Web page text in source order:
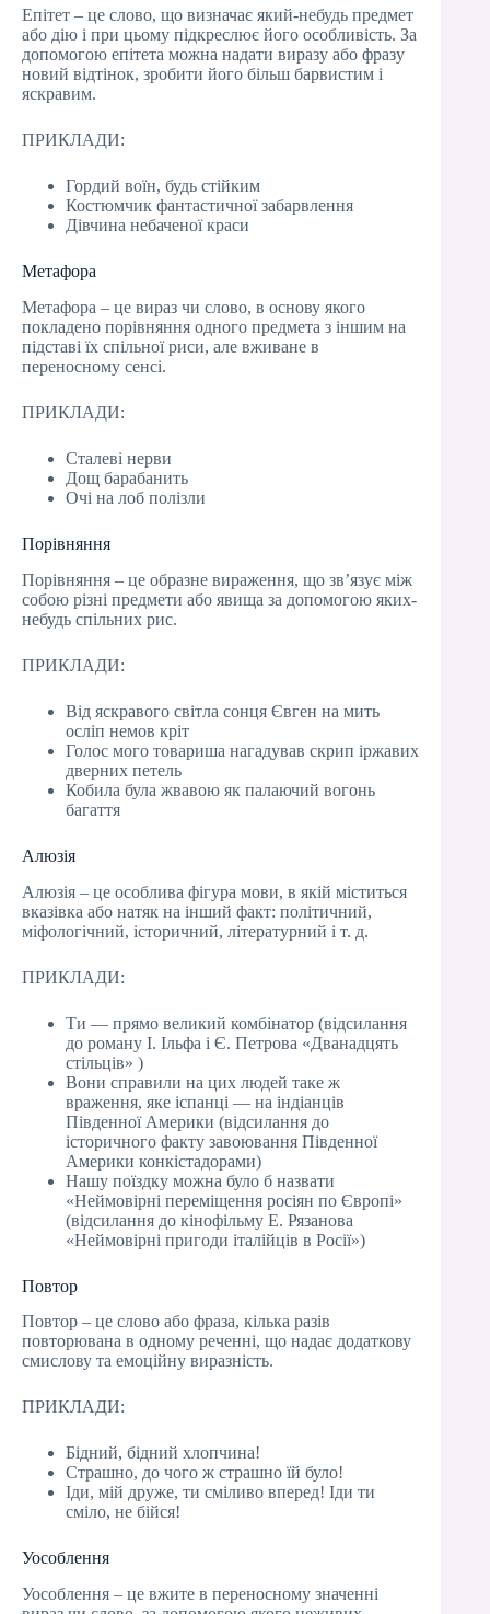
Епітет – це слово, що визначає який-небудь предмет
або дію і при цьому підкреслює його особливість. За
допомогою епітета можна надати виразу або фразу
новий відтінок, зробити його більш барвистим і
яскравим.
ПРИКЛАДИ:
Гордий воїн, будь стійким
Костюмчик фантастичної забарвлення
Дівчина небаченої краси
Метафора
Метафора – це вираз чи слово, в основу якого
покладено порівняння одного предмета з іншим на
підставі їх спільної риси, але вживане в
переносному сенсі.
ПРИКЛАДИ:
Сталеві нерви
Дощ барабанить
Очі на лоб полізли
Порівняння
Порівняння – це образне вираження, що зв’язує між
собою різні предмети або явища за допомогою яких-
небудь спільних рис.
ПРИКЛАДИ:
Від яскравого світла сонця Євген на мить
осліп немов кріт
Голос мого товариша нагадував скрип іржавих
дверних петель
Кобила була жвавою як палаючий вогонь
багаття
Алюзія
Алюзія – це особлива фігура мови, в якій міститься
вказівка або натяк на інший факт: політичний,
міфологічний, історичний, літературний і т. д.
ПРИКЛАДИ:
Ти — прямо великий комбінатор (відсилання
до роману І. Ільфа і Є. Петрова «Дванадцять
стільців» )
Вони справили на цих людей таке ж
враження, яке іспанці — на індіанців
Південної Америки (відсилання до
історичного факту завоювання Південної
Америки конкістадорами)
Нашу поїздку можна було б назвати
«Неймовірні переміщення росіян по Європі»
(відсилання до кінофільму Е. Рязанова
«Неймовірні пригоди італійців в Росії»)
Повтор
Повтор – це слово або фраза, кілька разів
повторювана в одному реченні, що надає додаткову
смислову та емоційну виразність.
ПРИКЛАДИ:
Бідний, бідний хлопчина!
Страшно, до чого ж страшно їй було!
Іди, мій друже, ти сміливо вперед! Іди ти
сміло, не бійся!
Уособлення
Уособлення – це вжите в переносному значенні